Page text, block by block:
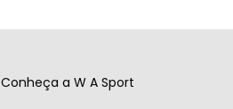
Conheça a W A Sport